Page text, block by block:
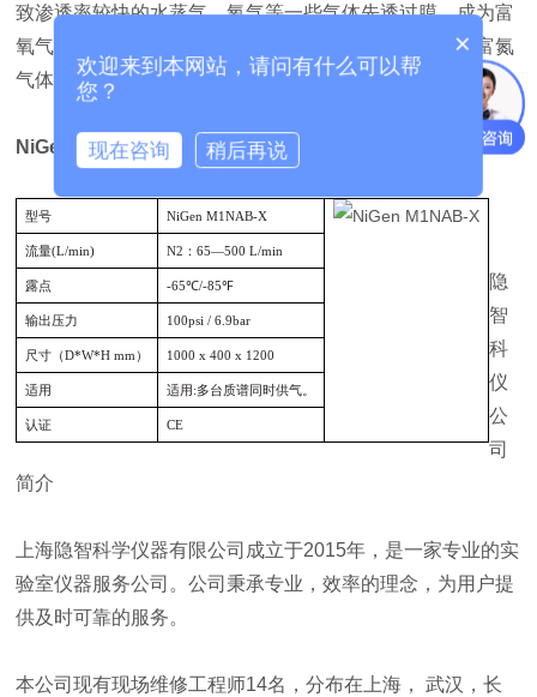
致渗透率较快的水蒸气、氧气等一些气体先透过膜，成为富
氧气体，而渗透率较慢的氮气则滞留富集，成为干燥的富氮
气体，达到氧氮分离的目的。
NiGen M1NAB-X 空压机外置式氮气发生器
型号 NiGen M1NAB-X
流量(L/min) N2：65—500 L/min
露点 -65℃/-85℉
输出压力 100psi / 6.9bar
尺寸（D*W*H mm） 1000 x 400 x 1200
适用 适用:多台质谱同时供气。
认证 CE
隐
智
科
仪
公
司
简介
上海隐智科学仪器有限公司成立于2015年，是一家专业的实
验室仪器服务公司。公司秉承专业，效率的理念，为用户提
供及时可靠的服务。
本公司现有现场维修工程师14名，分布在上海， 武汉，长
×
欢迎来到本网站，请问有什么可以帮
您？
现在咨询 稍后再说